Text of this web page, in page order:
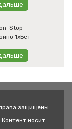
Stop
1хБет
защищены.
Контент носит